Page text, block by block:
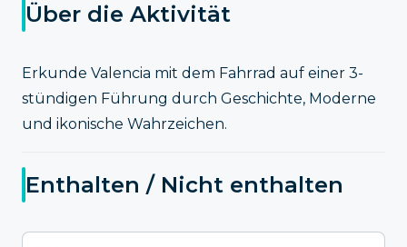
Über die Aktivität
Erkunde Valencia mit dem Fahrrad auf einer 3-
stündigen Führung durch Geschichte, Moderne
und ikonische Wahrzeichen.
Enthalten / Nicht enthalten